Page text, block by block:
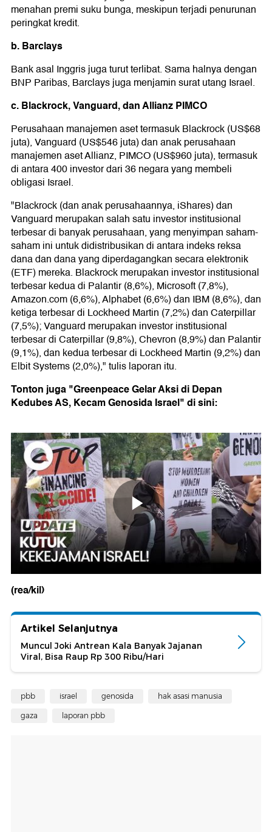
menahan premi suku bunga, meskipun terjadi penurunan
peringkat kredit.
b. Barclays
Bank asal Inggris juga turut terlibat. Sama halnya dengan
BNP Paribas, Barclays juga menjamin surat utang Israel.
c. Blackrock, Vanguard, dan Allianz PIMCO
Perusahaan manajemen aset termasuk Blackrock (US$68
juta), Vanguard (US$546 juta) dan anak perusahaan
manajemen aset Allianz, PIMCO (US$960 juta), termasuk
di antara 400 investor dari 36 negara yang membeli
obligasi Israel.
"Blackrock (dan anak perusahaannya, iShares) dan
Vanguard merupakan salah satu investor institusional
terbesar di banyak perusahaan, yang menyimpan saham-
saham ini untuk didistribusikan di antara indeks reksa
dana dan dana yang diperdagangkan secara elektronik
(ETF) mereka. Blackrock merupakan investor institusional
terbesar kedua di Palantir (8,6%), Microsoft (7,8%),
Amazon.com (6,6%), Alphabet (6,6%) dan IBM (8,6%), dan
ketiga terbesar di Lockheed Martin (7,2%) dan Caterpillar
(7,5%); Vanguard merupakan investor institusional
terbesar di Caterpillar (9,8%), Chevron (8,9%) dan Palantir
(9,1%), dan kedua terbesar di Lockheed Martin (9,2%) dan
Elbit Systems (2,0%)," tulis laporan itu.
Tonton juga "Greenpeace Gelar Aksi di Depan
Kedubes AS, Kecam Genosida Israel" di sini:
(rea/kil)
Artikel Selanjutnya
Muncul Joki Antrean Kala Banyak Jajanan
Viral, Bisa Raup Rp 300 Ribu/Hari
pbb israel genosida hak asasi manusia
gaza laporan pbb